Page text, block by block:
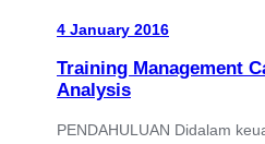
4 January 2016
Training Management
Analysis
PENDAHULUAN Didalam